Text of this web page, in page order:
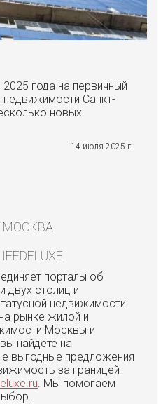
года на первичный
Санкт-
новых
14 июля 2025 г.
МОСКВА
порталы об
двух столиц и
недвижимости
рынке жилой и
Москвы и
найдете на
выгодные предложения
за границей
. Мы помогаем